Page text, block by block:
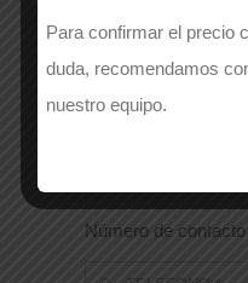
APELLIDOS
Número de contacto
Para confirmar el precio
duda, recomendamos
nuestro equipo.